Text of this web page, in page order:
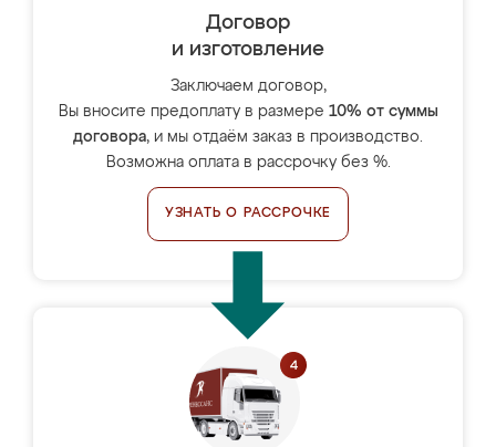
Договор
и изготовление
Заключаем договор,
Вы вносите предоплату в размере 10% от суммы
договора, и мы отдаём заказ в производство.
Возможна оплата в рассрочку без %.
УЗНАТЬ О РАССРОЧКЕ